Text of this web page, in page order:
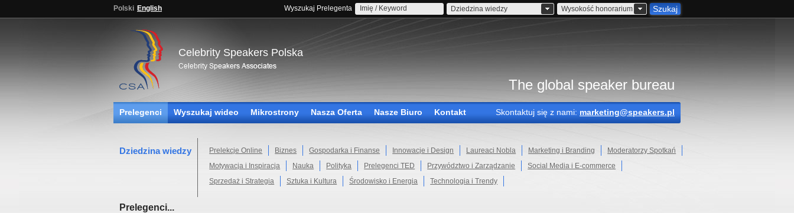
Polski English Wyszukaj Prelegenta Dziedzina wiedzy Wysokość honorarium Szukaj
Celebrity Speakers Polska
The global speaker bureau
Prelegenci Wyszukaj wideo Mikrostrony Nasza Oferta Nasze Biuro Kontakt Skontaktuj się z nami: marketing@speakers.pl
Dziedzina wiedzy Prelekcje Online Biznes Gospodarka i Finanse Innowacje i Design Laureaci Nobla Marketing i Branding
Moderatorzy Spotkań
Motywacja i Inspiracja
Nauka Polityka Prelegenci TED Przywództwo i Zarządzanie
Social Media i E-commerce
Sprzedaż i Strategia
Sztuka i Kultura Środowisko i Energia Technologia i Trendy
Prelegenci...